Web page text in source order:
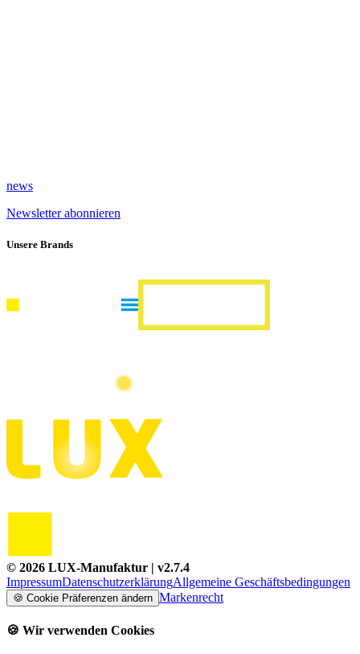
news
Newsletter abonnieren
Unsere Brands
© 2026 LUX-Manufaktur | v2.7.4
ImpressumDatenschutzerklärungAllgemeine Geschäftsbedingungen
🍪 Cookie Präferenzen ändern Markenrecht
🍪 Wir verwenden Cookies